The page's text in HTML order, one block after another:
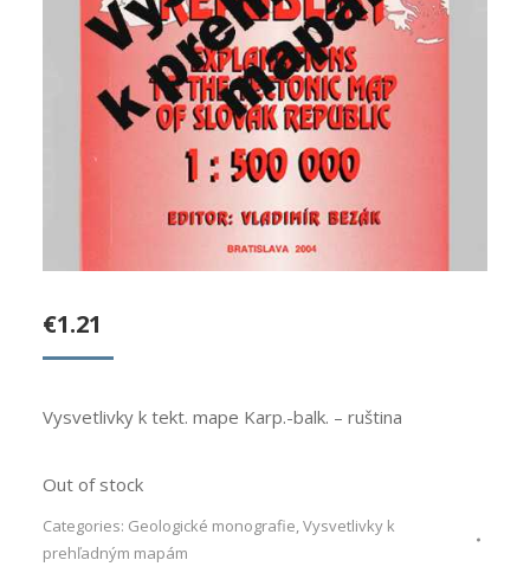
€1.21
Vysvetlivky k tekt. mape Karp.-balk. – ruština
Out of stock
Categories: Geologické monografie,Vysvetlivky k
prehľadným mapám